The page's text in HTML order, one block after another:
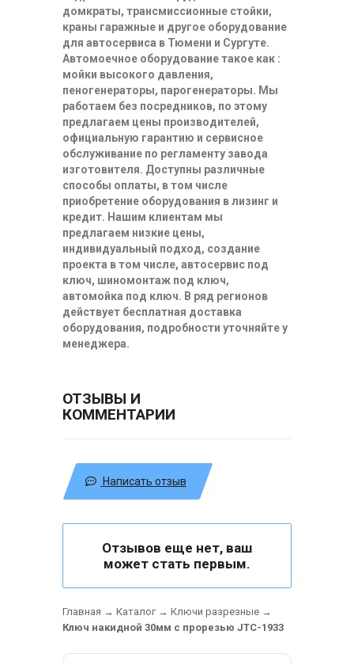
домкраты, трансмиссионные стойки,
краны гаражные и другое оборудование
для автосервиса в Тюмени и Сургуте.
Автомоечное оборудование такое как :
мойки высокого давления,
пеногенераторы, парогенераторы. Мы
работаем без посредников, по этому
предлагаем цены производителей,
официальную гарантию и сервисное
обслуживание по регламенту завода
изготовителя. Доступны различные
способы оплаты, в том числе
приобретение оборудования в лизинг и
кредит. Нашим клиентам мы
предлагаем низкие цены,
индивидуальный подход, создание
проекта в том числе, автосервис под
ключ, шиномонтаж под ключ,
автомойка под ключ. В ряд регионов
действует бесплатная доставка
оборудования, подробности уточняйте у
менеджера.
ОТЗЫВЫ И
КОММЕНТАРИИ
Написать отзыв
Отзывов еще нет, ваш
может стать первым.
Главная → Каталог→ Ключи разрезные →
Ключ накидной 30мм с прорезью JTC-1933